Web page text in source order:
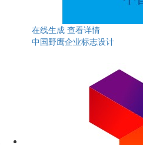
在线生成 查看详情
中国野鹰企业标志设计